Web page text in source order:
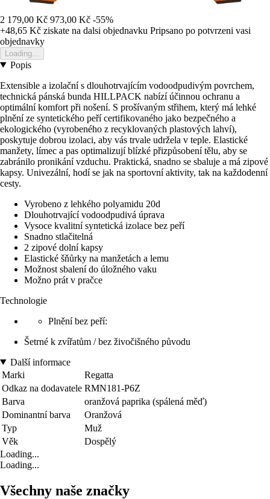
2 179,00 Kč 973,00 Kč -55%
+48,65 Kč ziskate na dalsi objednavku Pripsano po potvrzeni vasi
objednavky
Loading...
Popis
Extensible a izolační s dlouhotrvajícím vodoodpudivým povrchem,
technická pánská bunda HILLPACK nabízí účinnou ochranu a
optimální komfort při nošení. S prošívaným střihem, který má lehké
plnění ze syntetického peří certifikovaného jako bezpečného a
ekologického (vyrobeného z recyklovaných plastových lahví),
poskytuje dobrou izolaci, aby vás trvale udržela v teple. Elastické
manžety, límec a pas optimalizují blízké přizpůsobení tělu, aby se
zabránilo pronikání vzduchu. Praktická, snadno se sbaluje a má zipové
kapsy. Univezální, hodí se jak na sportovní aktivity, tak na každodenní
cesty.
Vyrobeno z lehkého polyamidu 20d
Dlouhotrvající vodoodpudivá úprava
Vysoce kvalitní syntetická izolace bez peří
Snadno stlačitelná
2 zipové dolní kapsy
Elastické šňůrky na manžetách a lemu
Možnost sbalení do úložného vaku
Možno prát v pračce
Technologie
Plnění bez peří:
Šetrné k zvířatům / bez živočišného původu
Další informace
Marki
Regatta
Odkaz na dodavatele RMN181-P6Z
Barva
oranžová paprika (spálená měď)
Dominantní barva
Oranžová
Typ
Muž
Věk
Dospělý
Loading...
Loading...
Všechny naše značky